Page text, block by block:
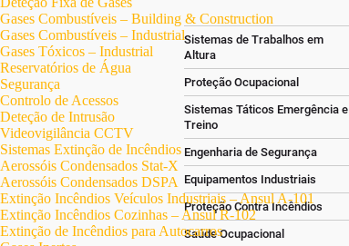
Gases Combustíveis – Building & Construction
Gases Combustíveis – Industrial
Gases Tóxicos – Industrial
Reservatórios de Água
Segurança
Controlo de Acessos
Deteção de Intrusão
Videovigilância CCTV
Sistemas Extinção de Incêndios
Aerossóis Condensados Stat-X
Aerossóis Condensados DSPA
Extinção Incêndios Veículos Industriais – Ansul A-101
Extinção Incêndios Cozinhas – Ansul R-102
Extinção de Incêndios para Autocarros
Sistemas de Trabalhos em
Altura
Proteção Ocupacional
Sistemas Táticos Emergência e
Treino
Engenharia de Segurança
Equipamentos Industriais
Proteção Contra Incêndios
Saúde Ocupacional